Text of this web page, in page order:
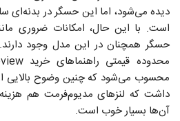
دیده می‌شود، اما این حسگر در بدنه‌ای
است. با این حال، امکانات ضروری
حسگر همچنان در این مدل وجود
محسوب می‌شود که چنین وضوح بالایی
داشت که لنزهای مدیوم‌فرمت هم هزینه
آن‌ها بسیار خوب است.